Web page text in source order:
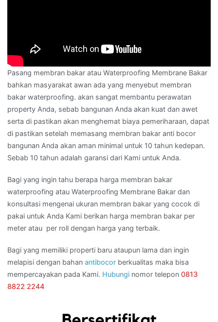
Pasang membran bakar atau Waterproofing Membrane Bakar
bahkan masyarakat awan ada yang menyebut membran
bakar waterproofing. akan sangat membantu perawatan
property Anda, sebab bangunan Anda akan kuat dan awet
serta di pastikan akan menghemat biaya pemeriharaan, dapat
di pastikan setelah memasang membran bakar anti bocor
bangunan Anda akan aman minimal untuk 10 tahun kedepan.
Sebab 10 tahun adalah garansi dari Kami untuk Anda.
Bagi yang ingin tahu berapa harga membran bakar
waterproofing atau Waterproofing Membrane Bakar dan
konsultasi mengenai ukuran membran bakar yang cocok di
pakai untuk Anda Kami berikan harga membran bakar per
meter atau per roll dengan harga yang terbaik.
Bagi yang memiliki properti baru ataupun lama dan ingin
melapisi dengan bahan antibocor berkualitas maka bisa
mempercayakan pada Kami. Hubungi nomor telepon 0813
8822 2244